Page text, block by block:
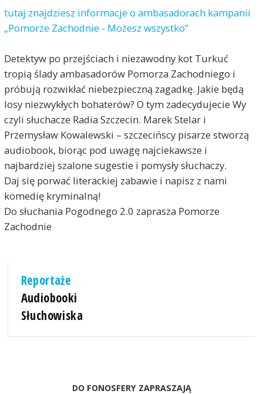
tutaj znajdziesz informacje o ambasadorach kampanii
„Pomorze Zachodnie - Możesz wszystko”
Detektyw po przejściach i niezawodny kot Turkuć
tropią ślady ambasadorów Pomorza Zachodniego i
próbują rozwikłać niebezpieczną zagadkę. Jakie będą
losy niezwykłych bohaterów? O tym zadecydujecie Wy
czyli słuchacze Radia Szczecin. Marek Stelar i
Przemysław Kowalewski – szczecińscy pisarze stworzą
audiobook, biorąc pod uwagę najciekawsze i
najbardziej szalone sugestie i pomysły słuchaczy.
Daj się porwać literackiej zabawie i napisz z nami
komedię kryminalną!
Do słuchania Pogodnego 2.0 zaprasza Pomorze
Zachodnie
Reportaże
Audiobooki
Słuchowiska
DO FONOSFERY ZAPRASZAJĄ